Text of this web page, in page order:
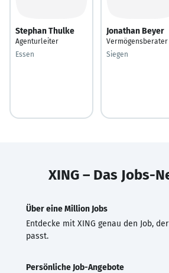
Stephan Thulke
Agenturleiter
Essen
Jonathan Beyer
Vermögensberater
Siegen
XING – Das Jobs-
Über eine Million Jobs
Entdecke mit XING genau den Job,
passt.
Persönliche Job-Angebote